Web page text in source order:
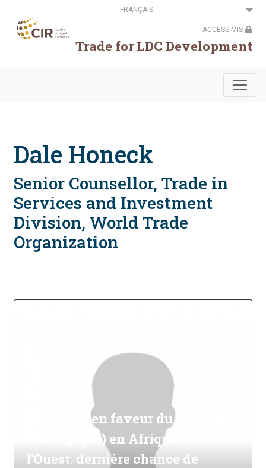
contenu
principal
Select
your
ACCESS MIS
Trade for LDC Development
Dale Honeck
Senior Counsellor, Trade in
Services and Investment
Division, World Trade
Organization
Initiative en faveur du tourisme
(écologique) en Afrique de
l'Ouest: dernière chance de